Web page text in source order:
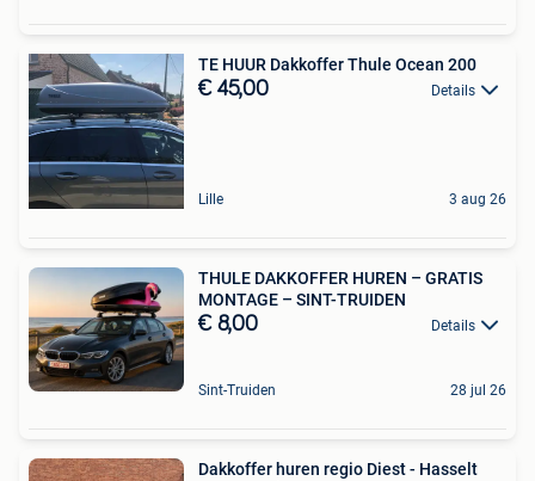
TE HUUR Dakkoffer Thule Ocean 200
€ 45,00 Details
Lille 3 aug 26
THULE DAKKOFFER HUREN – GRATIS
MONTAGE – SINT-TRUIDEN
€ 8,00 Details
Sint-Truiden 28 jul 26
Dakkoffer huren regio Diest - Hasselt